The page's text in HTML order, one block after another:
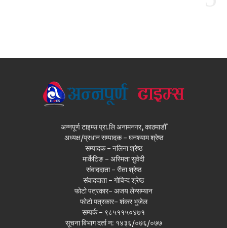
अन्नपूर्ण टाइम्स प्रा.लि अनामनगर, काठमाडौँ
अध्यक्ष/प्रधान सम्पादक - घनश्याम श्रेष्ठ
सम्पादक - नलिना श्रेष्ठ
मार्केटिङ - अस्मिता सुवेदी
संवाददाता - रीता श्रेष्ठ
संवाददाता - गोविन्द श्रेष्ठ
फोटो पत्रकार- अजय लेन्सम्यान
फोटो पत्रकार- शंकर भुजेल
सम्पर्क - ९८५११५०४७१
सूचना बिभाग दर्ता न: १४३६/०७६/०७७